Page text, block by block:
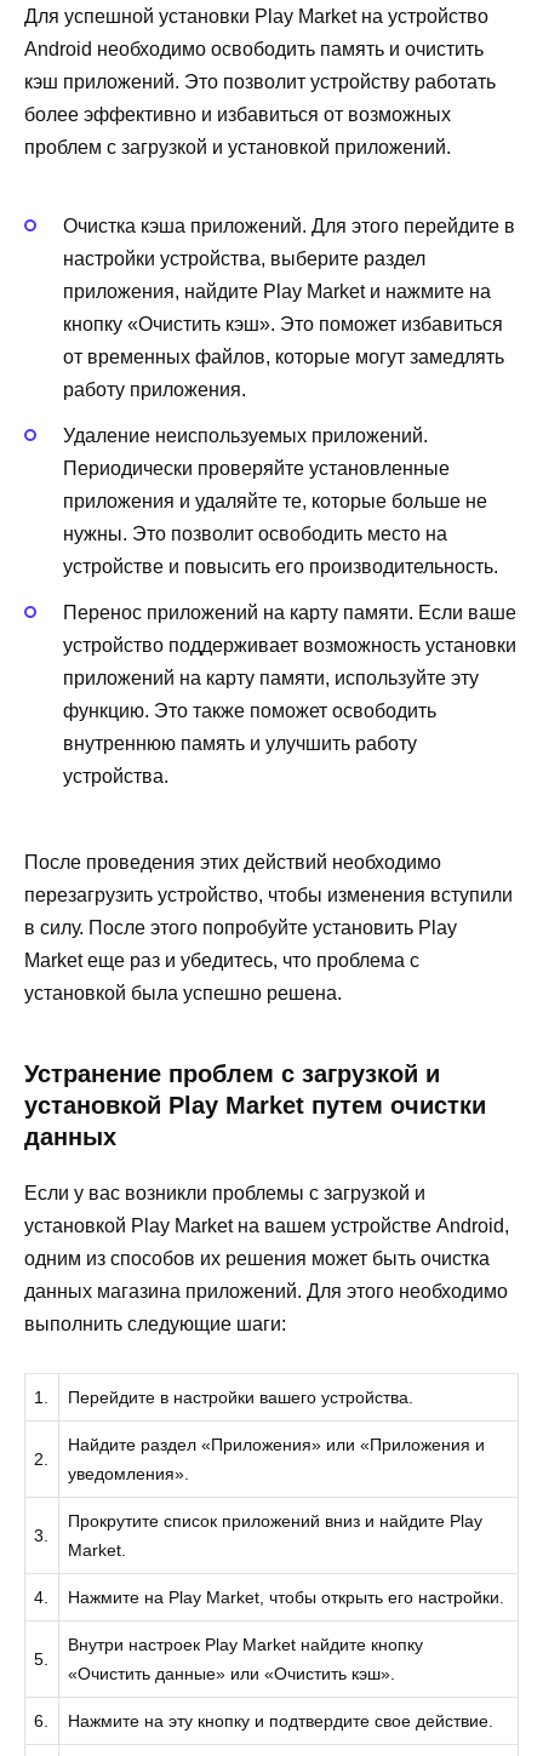
Для успешной установки Play Market на устройство
Android необходимо освободить память и очистить
кэш приложений. Это позволит устройству работать
более эффективно и избавиться от возможных
проблем с загрузкой и установкой приложений.
Очистка кэша приложений. Для этого перейдите в
настройки устройства, выберите раздел
приложения, найдите Play Market и нажмите на
кнопку «Очистить кэш». Это поможет избавиться
от временных файлов, которые могут замедлять
работу приложения.
Удаление неиспользуемых приложений.
Периодически проверяйте установленные
приложения и удаляйте те, которые больше не
нужны. Это позволит освободить место на
устройстве и повысить его производительность.
Перенос приложений на карту памяти. Если ваше
устройство поддерживает возможность установки
приложений на карту памяти, используйте эту
функцию. Это также поможет освободить
внутреннюю память и улучшить работу
устройства.
После проведения этих действий необходимо
перезагрузить устройство, чтобы изменения вступили
в силу. После этого попробуйте установить Play
Market еще раз и убедитесь, что проблема с
установкой была успешно решена.
Устранение проблем с загрузкой и
установкой Play Market путем очистки
данных
Если у вас возникли проблемы с загрузкой и
установкой Play Market на вашем устройстве Android,
одним из способов их решения может быть очистка
данных магазина приложений. Для этого необходимо
выполнить следующие шаги:
1. Перейдите в настройки вашего устройства.
2.
Найдите раздел «Приложения» или «Приложения и
уведомления».
3.
Прокрутите список приложений вниз и найдите Play
Market.
4. Нажмите на Play Market, чтобы открыть его настройки.
5.
Внутри настроек Play Market найдите кнопку
«Очистить данные» или «Очистить кэш».
6. Нажмите на эту кнопку и подтвердите свое действие.